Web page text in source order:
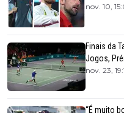
nov. 10,
Finais da
Jogos,
nov. 23,
“É muito